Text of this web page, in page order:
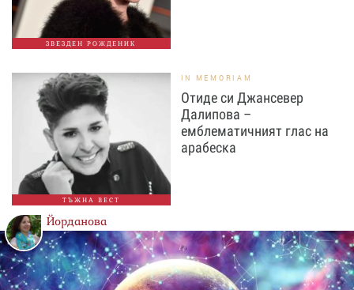
ЗВЕЗДЕН РОЖДЕНИК
ТЪЖНА ВЕСТ
IN MEMORIAM
Отиде си Джансевер
Далипова –
емблематичният глас на
арабеска
Йорданова